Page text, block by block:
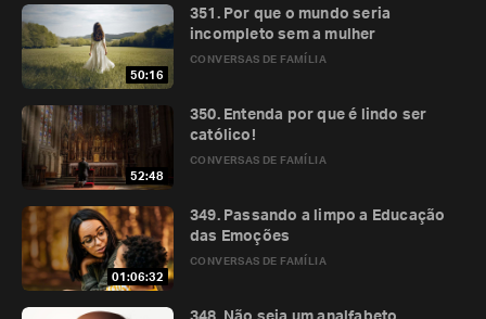
50:16
CONVERSAS DE FAMÍLIA
351. Por que o mundo seria
incompleto sem a mulher
52:48
CONVERSAS DE FAMÍLIA
350. Entenda por que é lindo ser
católico!
01:06:32
CONVERSAS DE FAMÍLIA
349. Passando a limpo a Educação
das Emoções